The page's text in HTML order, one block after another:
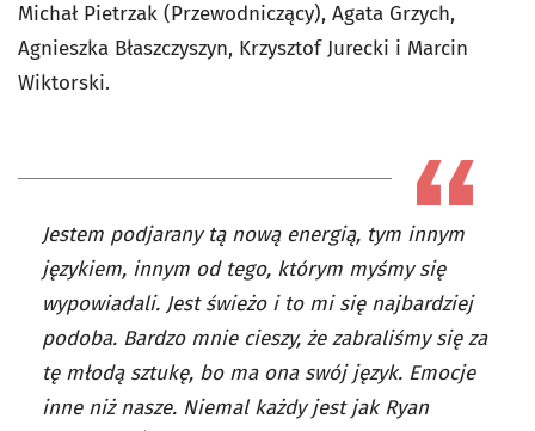
Michał Pietrzak (Przewodniczący), Agata Grzych,
Agnieszka Błaszczyszyn, Krzysztof Jurecki i Marcin
Wiktorski.
Jestem podjarany tą nową energią, tym innym
językiem, innym od tego, którym myśmy się
wypowiadali. Jest świeżo i to mi się najbardziej
podoba. Bardzo mnie cieszy, że zabraliśmy się za
tę młodą sztukę, bo ma ona swój język. Emocje
inne niż nasze. Niemal każdy jest jak Ryan